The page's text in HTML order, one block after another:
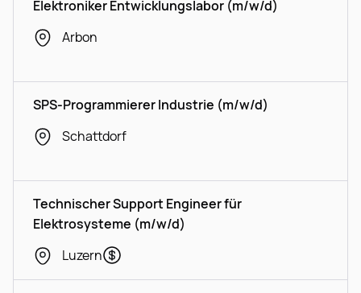
Elektroniker Entwicklungslabor (m/w/d)
Arbon
SPS-Programmierer Industrie (m/w/d)
Schattdorf
Technischer Support Engineer für
Elektrosysteme (m/w/d)
Luzern